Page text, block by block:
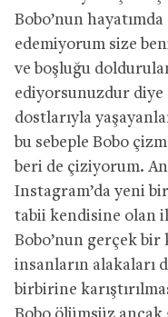
Bobo’nun
edemiyorum size
ve boşluğu
ediyorsunuzdur
dostlarıyla
bu sebeple Bobo
beri de çiziyorum.
Instagram’da yeni
tabii kendisine olan
Bobo’nun gerçek bir
insanların alakaları
birbirine